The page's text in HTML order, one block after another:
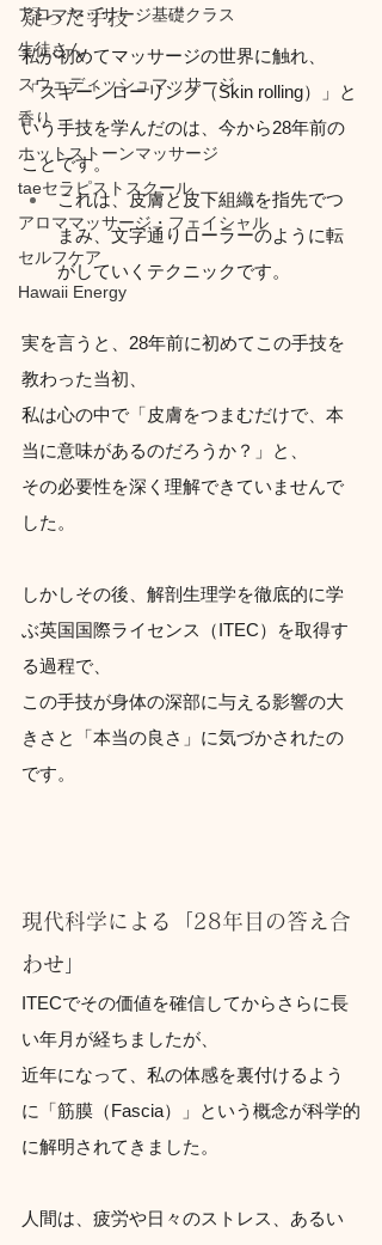
アロママッサージ基礎クラス
生徒さん
スウェディッシュマッサージ
香り
ホットストーンマッサージ
taeセラピストスクール
アロママッサージ・フェイシャル
セルフケア
Hawaii Energy
疑った手技
私が初めてマッサージの世界に触れ、
「スキーンローリング（Skin rolling）」と
いう手技を学んだのは、今から28年前の
ことです。
これは、皮膚と皮下組織を指先でつ
まみ、文字通りローラーのように転
がしていくテクニックです。
実を言うと、28年前に初めてこの手技を
教わった当初、
私は心の中で「皮膚をつまむだけで、本
当に意味があるのだろうか？」と、
その必要性を深く理解できていませんで
した。
しかしその後、解剖生理学を徹底的に学
ぶ英国国際ライセンス（ITEC）を取得す
る過程で、
この手技が身体の深部に与える影響の大
きさと「本当の良さ」に気づかされたの
です。
現代科学による「28年目の答え合
わせ」
ITECでその価値を確信してからさらに長
い年月が経ちましたが、
近年になって、私の体感を裏付けるよう
に「筋膜（Fascia）」という概念が科学的
に解明されてきました。
人間は、疲労や日々のストレス、あるい